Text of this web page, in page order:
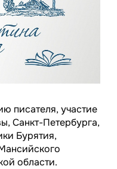
писателя, участие
Санкт-Петербурга,
Бурятия,
области.